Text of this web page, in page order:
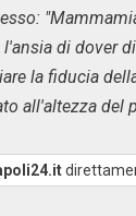
di dover
la fiducia
all'altezza del